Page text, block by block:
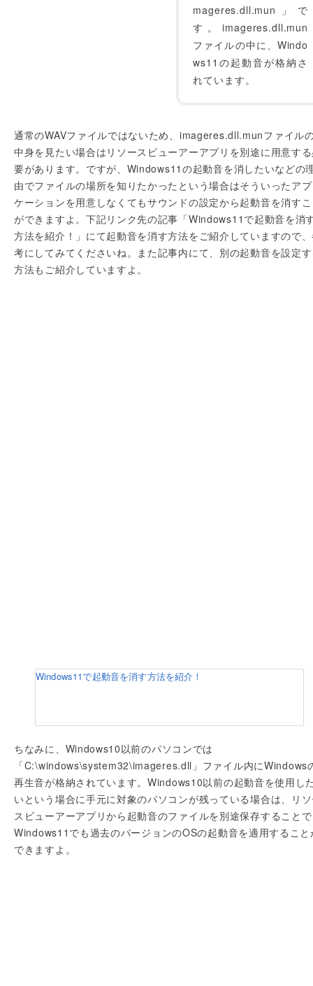
mageres.dll.mun」で
す。imageres.dll.mun
ファイルの中に、Windo
ws11の起動音が格納さ
れています。
通常のWAVファイルではないため、imageres.dll.munファイル
中身を見たい場合はリソースビューアーアプリを別途に用意す
要があります。ですが、Windows11の起動音を消したいなどの
由でファイルの場所を知りたかったという場合はそういったア
ケーションを用意しなくてもサウンドの設定から起動音を消す
ができますよ。下記リンク先の記事「Windows11で起動音を消
方法を紹介！」にて起動音を消す方法をご紹介していますので
考にしてみてくださいね。また記事内にて、別の起動音を設定
方法もご紹介していますよ。
Windows11で起動音を消す方法を紹介！
ちなみに、Windows10以前のパソコンでは
「C:\windows\system32\imageres.dll」ファイル内にWindows
再生音が格納されています。Windows10以前の起動音を使用し
いという場合に手元に対象のパソコンが残っている場合は、リ
スビューアーアプリから起動音のファイルを別途保存することで
Windows11でも過去のバージョンのOSの起動音を適用すること
できますよ。